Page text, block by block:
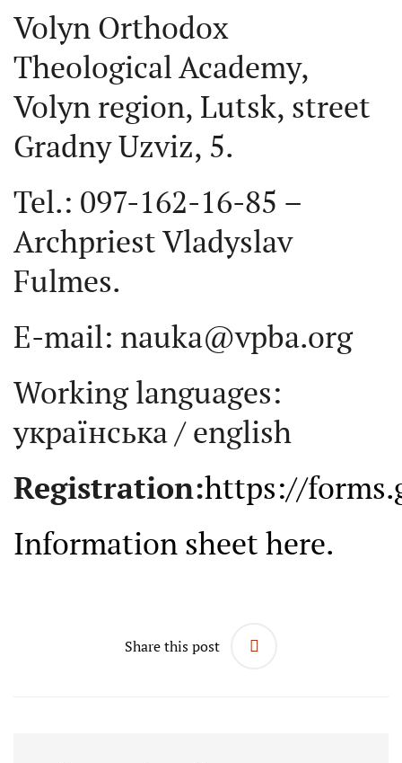
Volyn Orthodox
Theological Academy,
Volyn region, Lutsk, street
Gradny Uzviz, 5.
Tel.: 097-162-16-85 –
Archpriest Vladyslav
Fulmes.
E-mail: nauka@vpba.org
Working languages:
українська / english
Registration:https://
Information sheet here.
Share this post